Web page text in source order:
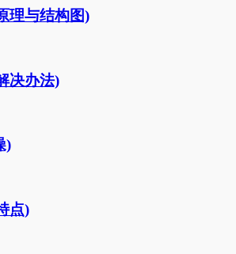
理与结构图)
决办法)
)
点)